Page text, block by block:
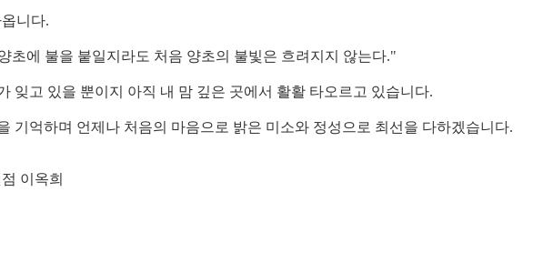
니다.
초에 불을 붙일지라도 처음 양초의 불빛은 흐려지지 않는다."
잊고 있을 뿐이지 아직 내 맘 깊은 곳에서 활활 타오르고 있습니다.
을 기억하며 언제나 처음의 마음으로 밝은 미소와 정성으로 최선을 다하겠습니다.
이옥희